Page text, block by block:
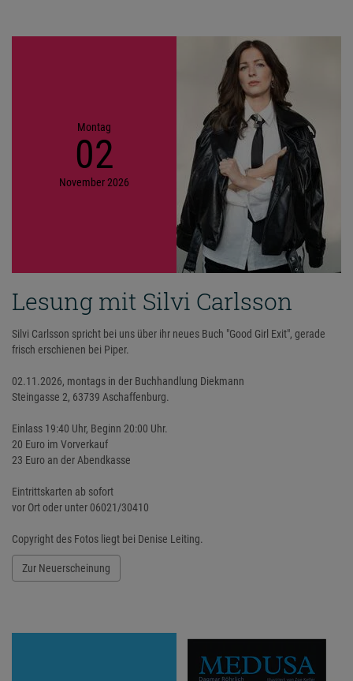
Montag
02
November2026
Lesung mit Silvi Carlsson
Silvi Carlsson spricht bei uns über ihr neues Buch "Good Girl Exit", gerade
frisch erschienen bei Piper.
02.11.2026, montags in der Buchhandlung Diekmann
Steingasse 2, 63739 Aschaffenburg.
Einlass 19:40 Uhr, Beginn 20:00 Uhr.
20 Euro im Vorverkauf
23 Euro an der Abendkasse
Eintrittskarten ab sofort
vor Ort oder unter 06021/30410
Copyright des Fotos liegt bei Denise Leiting.
Zur Neuerscheinung